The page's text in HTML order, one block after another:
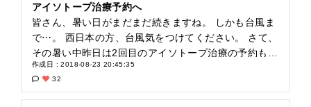
した！ しかし!! 腹回りが3cmも大きくなっていて⋯ な
ぜ？ やはり、重力には勝てないということなのか⋯(&
ordm; ﾛ &ordm; ) あ、話がズレました。 さて。 免疫
力についてなんですが、恥ずかしながら免疫力につい
てあまり深く考えたことがなくて、ついこの間繋がり
申請して頂いた会員の方とその話になりまして⋯。 病
気になるまで、インフルエンザどころか、風邪もひい
アイソトープ治療予約へ
皆さん、暑い日がまだまだ続きますね。 しかも台風ま
で⋯。 西日本の方、台風気をつけてください。 さて、
その暑い中昨日は2回目のアイソトープ治療の予約も兼
ねて、病院へ行ってきました。 前回の治療の結果も、
改めて放射線科の先生からお話しがありました。 やは
り、ヨードが肺や、リンパ節まで全く行き届いてない
作成日 : 2018-08-23 20:45:35
32